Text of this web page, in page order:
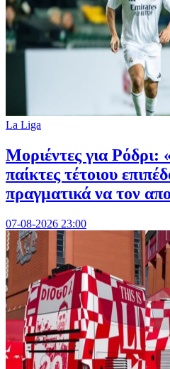
La Liga
Μοριέντες για Ρόδρι:
παίκτες τέτοιου
πραγματικά να τον
07-08-2026 23:00